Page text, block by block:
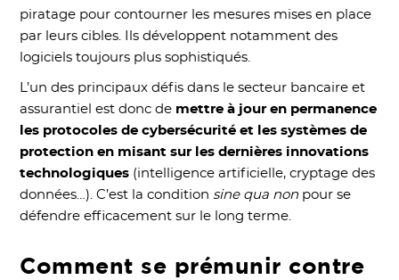
piratage pour contourner les mesures mises en place
par leurs cibles. Ils développent notamment des
logiciels toujours plus sophistiqués.
L’un des principaux défis dans le secteur bancaire et
assurantiel est donc de mettre à jour en permanence
les protocoles de cybersécurité et les systèmes de
protection en misant sur les dernières innovations
technologiques (intelligence artificielle, cryptage des
données…). C’est la condition sine qua non pour se
défendre efficacement sur le long terme.
Comment se prémunir contre